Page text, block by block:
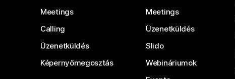
Meetings
Calling
Üzenetküldés
Képernyőmegosztás
Meetings
Üzenetküldés
Slido
Webináriumok